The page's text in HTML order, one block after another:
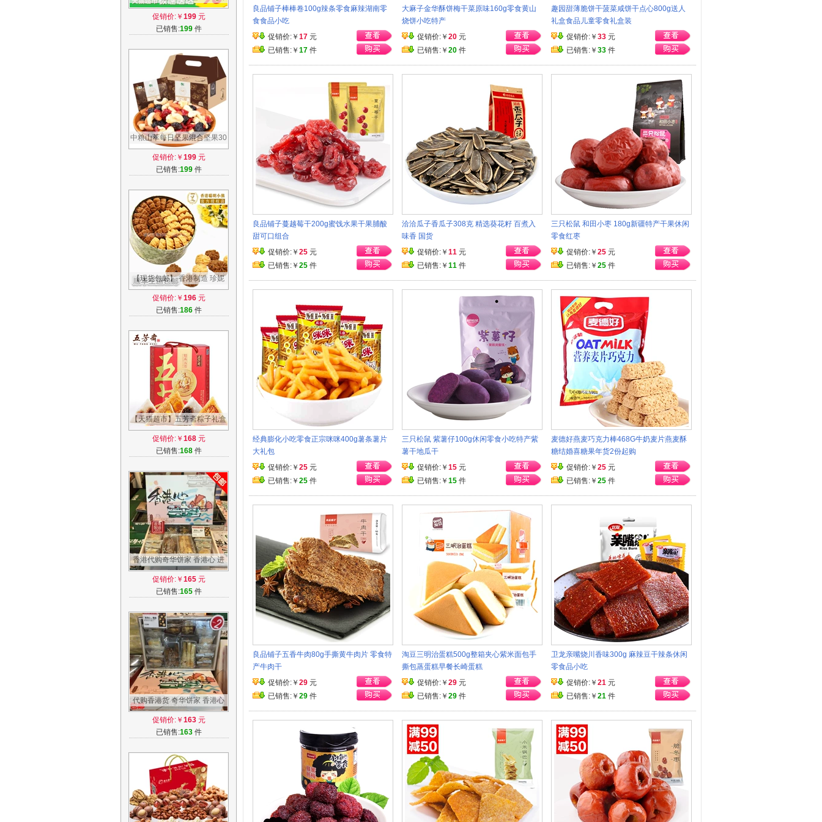
货礼盒零食小吃每日坚果组合
7袋批发
促销价:￥ 199元
已销售:199件
中粮山萃每日坚果混合坚果30
包孕妇零食干果仁大礼包礼品
盒共750g
促销价:￥ 199元
已销售:199件
【现货包邮】 香港制造 珍妮
聪明小熊二味奶油曲奇饼干
2mix 640g
促销价:￥ 196元
已销售:186件
【天猫超市】五芳斋粽子礼盒
情系五芳6肉4素10只装
1400g/盒端午节
促销价:￥ 168元
已销售:168件
香港代购奇华饼家 香港心 进
口零食大礼包礼盒零食品饼干
糕点
促销价:￥ 165元
已销售:165件
代购香港货 奇华饼家 香港心
10款杂锦礼盒装 食品特产 蛋
卷 包邮
促销价:￥ 163元
已销售:163件
良品铺子棒棒卷100g辣条零食麻辣湖南零
食食品小吃
促销价:￥ 17 元
已销售:￥ 17 件
大麻子金华酥饼梅干菜原味160g零食黄山
烧饼小吃特产
促销价:￥ 20 元
已销售:￥ 20 件
趣园甜薄脆饼干菠菜咸饼干点心800g送人
礼盒食品儿童零食礼盒装
促销价:￥ 33 元
已销售:￥ 33 件
良品铺子蔓越莓干200g蜜饯水果干果脯酸
甜可口组合
促销价:￥ 25 元
已销售:￥ 25 件
洽洽瓜子香瓜子308克 精选葵花籽 百煮入
味香 国货
促销价:￥ 11 元
已销售:￥ 11 件
三只松鼠 和田小枣 180g新疆特产干果休闲
零食红枣
促销价:￥ 25 元
已销售:￥ 25 件
经典膨化小吃零食正宗咪咪400g薯条薯片
大礼包
促销价:￥ 25 元
已销售:￥ 25 件
三只松鼠 紫薯仔100g休闲零食小吃特产紫
薯干地瓜干
促销价:￥ 15 元
已销售:￥ 15 件
麦德好燕麦巧克力棒468G牛奶麦片燕麦酥
糖结婚喜糖果年货2份起购
促销价:￥ 25 元
已销售:￥ 25 件
良品铺子五香牛肉80g手撕黄牛肉片 零食特
产牛肉干
促销价:￥ 29 元
已销售:￥ 29 件
淘豆三明治蛋糕500g整箱夹心紫米面包手
撕包蒸蛋糕早餐长崎蛋糕
促销价:￥ 29 元
已销售:￥ 29 件
卫龙亲嘴烧川香味300g 麻辣豆干辣条休闲
零食品小吃
促销价:￥ 21 元
已销售:￥ 21 件